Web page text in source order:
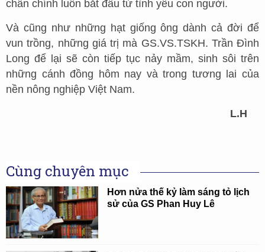
chân chính luôn bắt đầu từ tình yêu con người.
Và cũng như những hạt giống ông dành cả đời để
vun trồng, những giá trị mà GS.VS.TSKH. Trần Đình
Long để lại sẽ còn tiếp tục nảy mầm, sinh sôi trên
những cánh đồng hôm nay và trong tương lai của
nền nông nghiệp Việt Nam.
L.H
Cùng chuyên mục
Hơn nửa thế kỷ làm sáng tỏ lịch
sử của GS Phan Huy Lê